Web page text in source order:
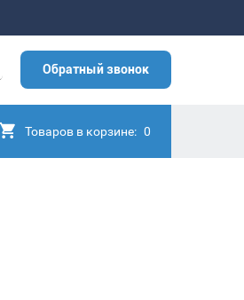
Обратный звонок
Товаров в корзине: 0